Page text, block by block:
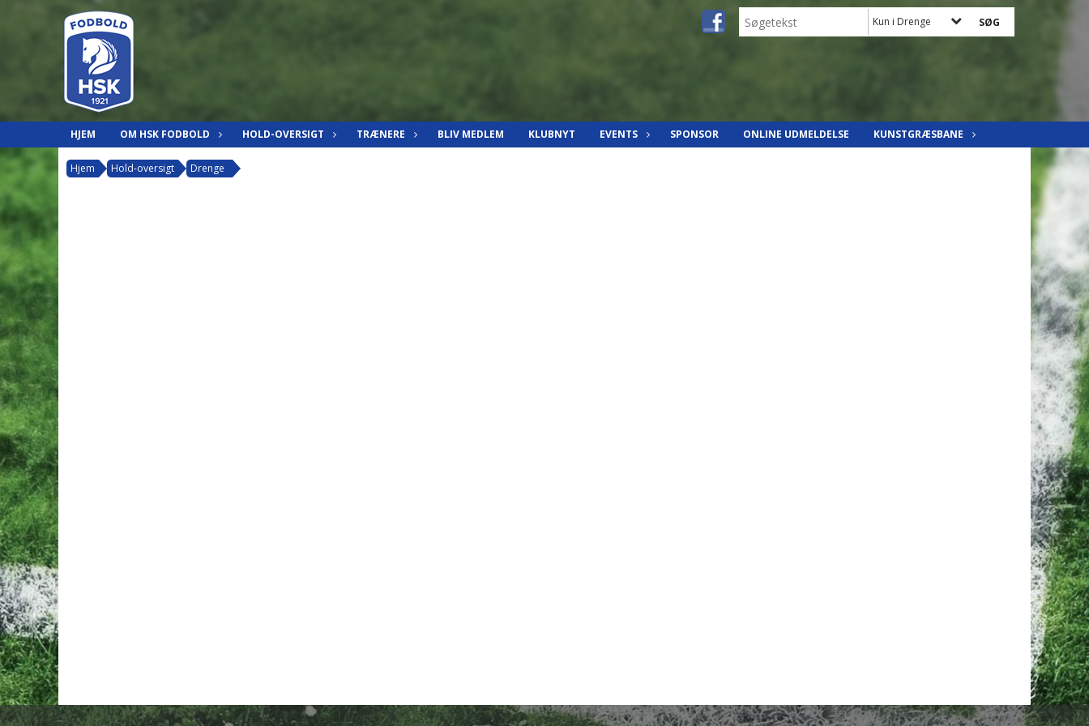
Kun i Drenge
HJEM OM HSK FODBOLD HOLD-OVERSIGT TRÆNERE BLIV MEDLEM KLUBNYT EVENTS SPONSOR ONLINE UDMELDELSE KUNSTGRÆSBANE
Hjem Hold-oversigt Drenge